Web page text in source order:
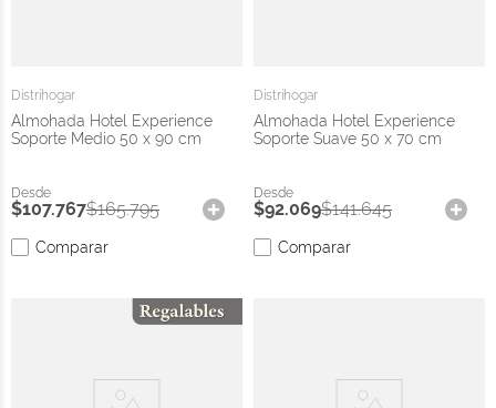
Distrihogar
Almohada Hotel Experience
Soporte Medio 50 x 90 cm
$107.767$165.795
Comparar
Distrihogar
Almohada Hotel Experience
Soporte Suave 50 x 70 cm
$92.069$141.645
Comparar